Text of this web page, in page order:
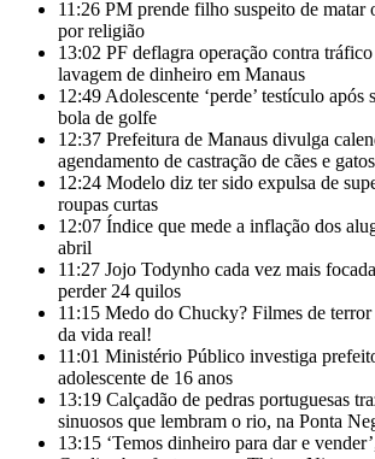
11:26 PM prende filho suspeito de matar
por religião
13:02 PF deflagra operação contra
lavagem de dinheiro em Manaus
12:49 Adolescente ‘perde’ testículo após
bola de golfe
12:37 Prefeitura de Manaus divulga
agendamento de castração de cães e gatos
12:24 Modelo diz ter sido expulsa de
roupas curtas
12:07 Índice que mede a inflação dos
abril
11:27 Jojo Todynho cada vez mais
perder 24 quilos
11:15 Medo do Chucky? Filmes de terror
da vida real!
11:01 Ministério Público investiga
adolescente de 16 anos
13:19 Calçadão de pedras portuguesas
sinuosos que lembram o rio, na Ponta
13:15 ‘Temos dinheiro para dar e